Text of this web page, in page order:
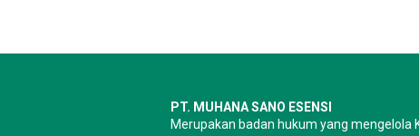
PT. MUHANA SANO ESENSI
Merupakan badan hukum yang mengelola